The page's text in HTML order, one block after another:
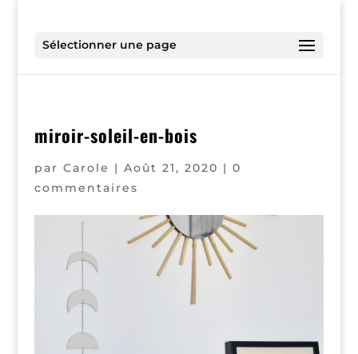
Sélectionner une page
miroir-soleil-en-bois
par Carole | Août 21, 2020 | 0
commentaires